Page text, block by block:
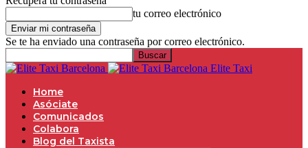
tu correo electrónico
Se te ha enviado una contraseña por correo electrónico.
Elite Taxi
Home
Asóciate
Comunicados
Colabora
Blog del Taxista